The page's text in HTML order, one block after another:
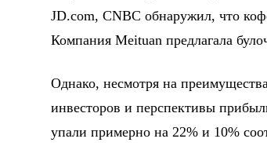
JD.com, CNBC обнаружил, что
Компания Meituan предлагала
Однако, несмотря на
инвесторов и перспективы
упали примерно на 22% и 10%